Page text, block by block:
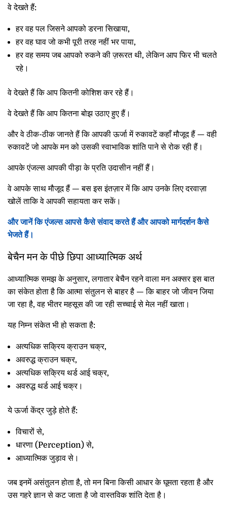
वे देखते हैं:
हर वह पल जिसने आपको डरना सिखाया,
हर वह घाव जो कभी पूरी तरह नहीं भर पाया,
हर वह समय जब आपको रुकने की ज़रूरत थी, लेकिन आप फिर भी चलते
रहे।
वे देखते हैं कि आप कितनी कोशिश कर रहे हैं।
वे देखते हैं कि आप कितना बोझ उठाए हुए हैं।
और वे ठीक-ठीक जानते हैं कि आपकी ऊर्जा में रुकावटें कहाँ मौजूद हैं — वही
रुकावटें जो आपके मन को उसकी स्वाभाविक शांति पाने से रोक रही हैं।
आपके एंजल्स आपकी पीड़ा के प्रति उदासीन नहीं हैं।
वे आपके साथ मौजूद हैं — बस इस इंतज़ार में कि आप उनके लिए दरवाज़ा
खोलें ताकि वे आपकी सहायता कर सकें।
और जानें कि एंजल्स आपसे कैसे संवाद करते हैं और आपको मार्गदर्शन कैसे
भेजते हैं।
बेचैन मन के पीछे छिपा आध्यात्मिक अर्थ
आध्यात्मिक समझ के अनुसार, लगातार बेचैन रहने वाला मन अक्सर इस बात
का संकेत होता है कि आत्मा संतुलन से बाहर है — कि बाहर जो जीवन जिया
जा रहा है, वह भीतर महसूस की जा रही सच्चाई से मेल नहीं खाता।
यह निम्न संकेत भी हो सकता है:
अत्यधिक सक्रिय क्राउन चक्र,
अवरुद्ध क्राउन चक्र,
अत्यधिक सक्रिय थर्ड आई चक्र,
अवरुद्ध थर्ड आई चक्र।
ये ऊर्जा केंद्र जुड़े होते हैं:
विचारों से,
धारणा (Perception) से,
आध्यात्मिक जुड़ाव से।
जब इनमें असंतुलन होता है, तो मन बिना किसी आधार के घूमता रहता है और
उस गहरे ज्ञान से कट जाता है जो वास्तविक शांति देता है।